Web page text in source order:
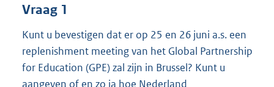
b
Vraag 1
Kunt u bevestigen dat er op 25 en 26 juni a.s. een
replenishment meeting van het Global Partnership
for Education (GPE) zal zijn in Brussel? Kunt u
aangeven of en zo ja hoe Nederland